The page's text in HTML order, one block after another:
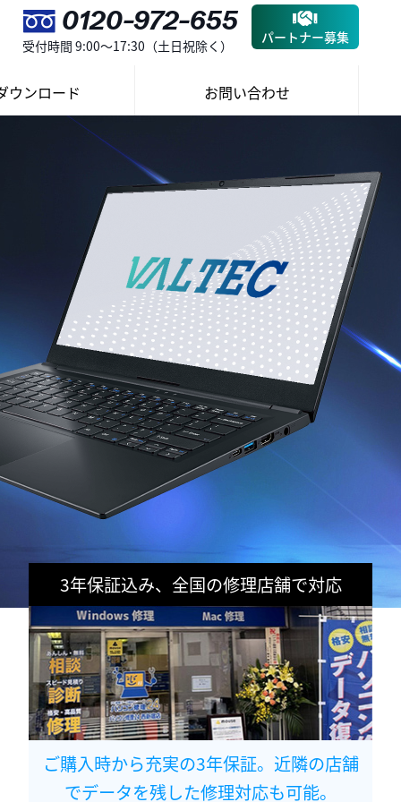
0120-972-655
受付時間 9:00～17:30（土日祝除く） パートナー募集
ウンロード お問い合わせ
3年保証込み、全国の修理店舗で対応
ご購入時から充実の3年保証。近隣の店舗
でデータを残した修理対応も可能。